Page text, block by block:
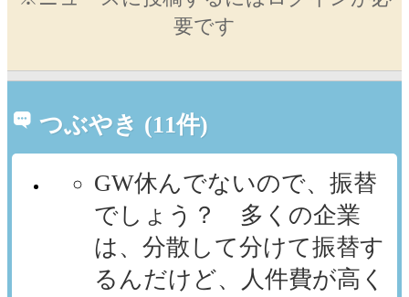
要です
つぶやき (11件)
GW休んでないので、振替
でしょう？ 多くの企業
は、分散して分けて振替す
るんだけど、人件費が高く